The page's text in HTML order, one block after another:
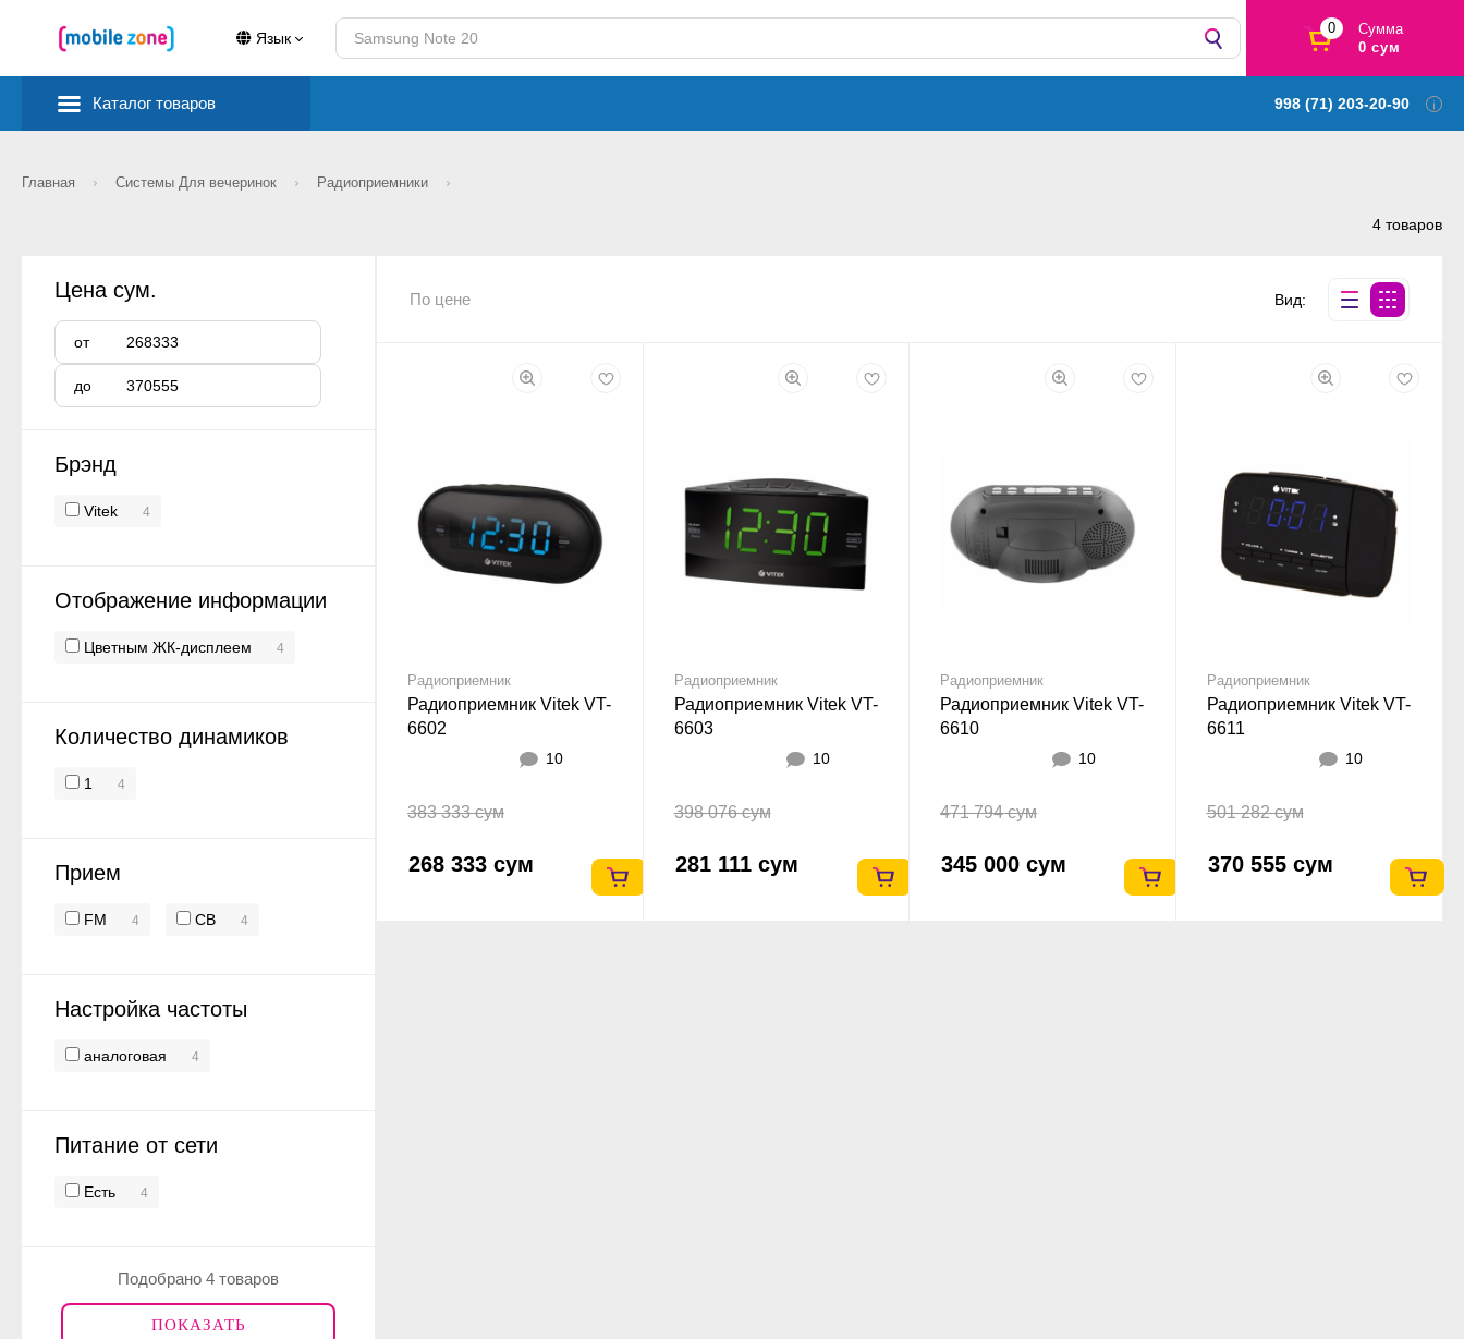
Язык
0
Сумма
0 сум
Каталог товаров 998 (71) 203-20-90
Главная Системы Для вечеринок Радиоприемники
4 товаров
Цена сум.
от
до
Брэнд
Vitek 4
Отображение информации
Цветным ЖК-дисплеем 4
Количество динамиков
1 4
Прием
FM 4 СВ 4
Настройка частоты
аналоговая 4
Питание от сети
Есть 4
Подобрано 4 товаров
ПОКАЗАТЬ
По цене Вид:
Радиоприемник
Радиоприемник Vitek VT-
6602
10
383 333 сум
268 333 сум
Радиоприемник
Радиоприемник Vitek VT-
6603
10
398 076 сум
281 111 сум
Радиоприемник
Радиоприемник Vitek VT-
6610
10
471 794 сум
345 000 сум
Радиоприемник
Радиоприемник Vitek VT-
6611
10
501 282 сум
370 555 сум